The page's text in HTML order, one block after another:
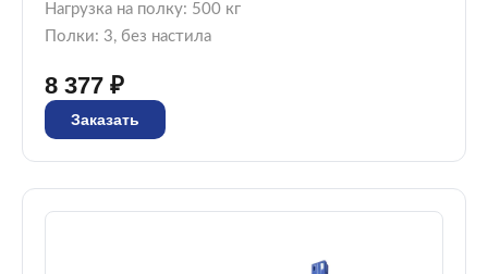
Нагрузка на полку: 500 кг
Полки: 3, без настила
8 377 ₽
Заказать